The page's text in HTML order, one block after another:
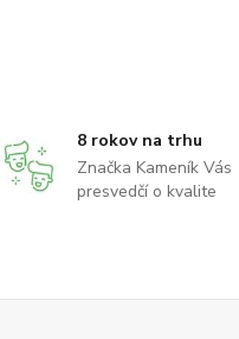
8 rokov na trhu
Značka Kameník Vás
presvedčí o kvalite